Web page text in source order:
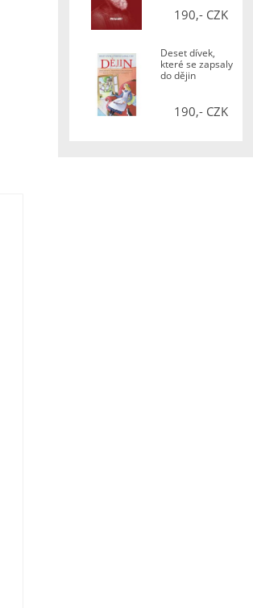
190,- CZK
Deset dívek,
které se zapsaly
do dějin
190,- CZK